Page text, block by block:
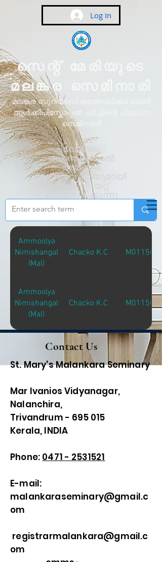
Log In
സെന്റ് മേരിയുടെ
മലങ്കര സെമിനാരി
മലങ്കര സുറിയാനി കത്തോലിക്കാ മേജർ
ആർക്കിപിസ്കോപ്പൽ ചർച്ചിന്റെ പ്രധാന
സെമിനാരി
റോമിലെ
പൊന്തിഫിക്കൽ
അർബൻ
യൂണിവേഴ്സിറ്റിയുമായി
അഫിലിയേറ്റ്
ചെയ്തിരിക്കുന്നു
Ammoolya
Nimishangal
(Mal)
Chacko K.C M01150
Ammoolya
Nimishangal
(Mal)
Chacko K.C M01150
Contact Us
St. Mary's Malankara Seminary
Mar Ivanios Vidyanagar,
Nalanchira,
Trivandrum - 695 015
Kerala, INDIA
Phone: 0471 - 2531521
E-mail:
malankaraseminary@gmail.c
om
registrarmalankara@gmail.c
om